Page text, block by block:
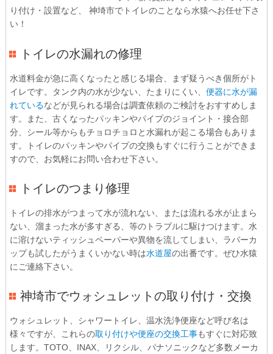
り付け・設置など、 神埼市でトイレのことなら水猿へお任せ下さ
い！
トイレの水漏れの修理
水道料金が急に高くなったと感じる場合、まず疑うべき個所がト
イレです。タンク内の水が少ない、たまりにくい、便器に水が漏
れているなどが見られる場合は調査依頼のご検討をおすすめしま
す。また、古くなったパッキンやパイプのジョイント・接合部
分、シール等からもチョロチョロと水漏れが起こる場合もありま
す。トイレのパッキンやパイプの交換もすぐに行うことができま
すので、お気軽にお問い合わせ下さい。
トイレのつまり修理
トイレの排水がつまって水が流れない、または流れる水が止まら
ない、溜まった水が多すぎる、等のトラブルに駆けつけます。水
に溶けないティッシュペーパーや異物を流してしまい、ラバーカ
ップも試したがうまくいかない時は水道屋の出番です。ぜひ水猿
にご連絡下さい。
神埼市でウォシュレットの取り付け・交換
ウォシュレット、シャワートイレ、温水洗浄便座など呼び名は
様々ですが、これらの取り付けや便座の交換工事もすぐに対応致
します。TOTO、INAX、リクシル、パナソニックなど多数メーカ